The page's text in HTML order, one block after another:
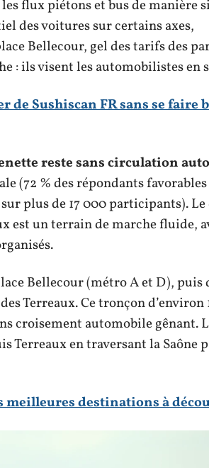
flux piétons et bus de manière
des voitures sur certains axes,
Bellecour, gel des tarifs des
: ils visent les automobilistes en
de Sushiscan FR sans se faire
reste sans circulation
(72 % des répondants
plus de 17 000 participants).
est un terrain de marche fluide,
Bellecour (métro A et D), puis
Terreaux. Ce tronçon d’environ
croisement automobile gênant.
Terreaux en traversant la Saône
meilleures destinations à